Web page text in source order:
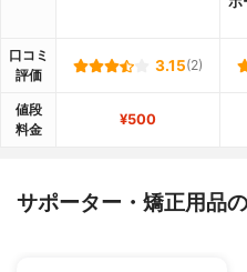
口コミ
評価
3.15(2)
値段
料金
¥500
サポーター・矯正用品